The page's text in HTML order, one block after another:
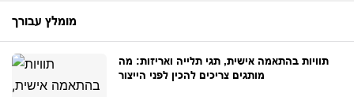
מומלץ עבורך
תוויות בהתאמה אישית, תגי תלייה ואריזות: מה
מותגים צריכים להכין לפני הייצור